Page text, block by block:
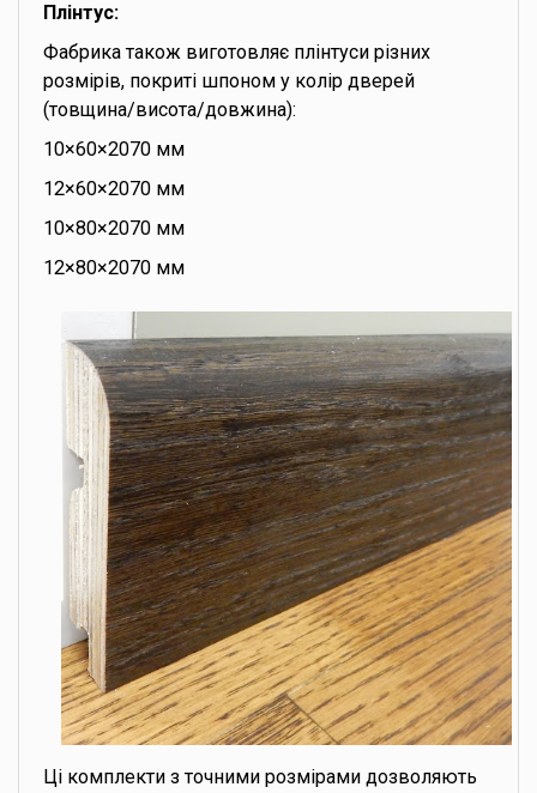
Плінтус:
Фабрика також виготовляє плінтуси різних
розмірів, покриті шпоном у колір дверей
(товщина/висота/довжина):
10×60×2070 мм
12×60×2070 мм
10×80×2070 мм
12×80×2070 мм
Ці комплекти з точними розмірами дозволяють